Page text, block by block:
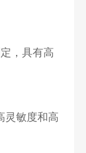
，具有高
灵敏度和高